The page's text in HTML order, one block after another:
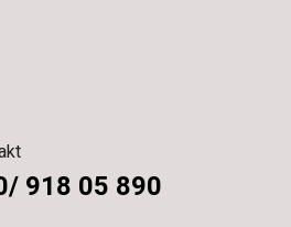
918 05 890